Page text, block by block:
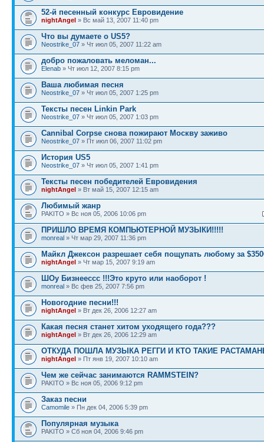
52-й песенный конкурс Евровидение
nightAngel » Вс май 13, 2007 11:40 pm
Что вы думаете о US5?
Neostrike_07 » Чт июл 05, 2007 11:22 am
добро пожаловать меломан...
Elenab » Чт июл 12, 2007 8:15 pm
Ваша любимая песня
Neostrike_07 » Чт июл 05, 2007 1:25 pm
Тексты песен Linkin Park
Neostrike_07 » Чт июл 05, 2007 1:03 pm
Cannibal Corpse снова пожирают Москву заживо
Neostrike_07 » Пт июл 06, 2007 11:02 pm
История US5
Neostrike_07 » Чт июл 05, 2007 1:41 pm
Тексты песен победителей Евровидения
nightAngel » Вт май 15, 2007 12:15 am
Любимый жанр
PAKITO » Вс ноя 05, 2006 10:06 pm
ПРИШЛО ВРЕМЯ КОМПЬЮТЕРНОЙ МУЗЫКИ!!!!!
monreal » Чт мар 29, 2007 11:36 pm
Майкл Джексон разрешает себя пощупать любому за
nightAngel » Чт мар 15, 2007 9:19 am
ШОу Бизнеессс !!!Это круто или наоборот !
monreal » Вс фев 25, 2007 7:56 pm
Новогодние песни!!!
nightAngel » Вт дек 26, 2006 12:27 am
Какая песня станет хитом уходящего года???
nightAngel » Вт дек 26, 2006 12:29 am
ОТКУДА ПОШЛА МУЗЫКА РЕГГИ И КТО ТАКИЕ
nightAngel » Пт янв 19, 2007 10:10 am
Чем же сейчас занимаются RAMMSTEIN?
PAKITO » Вс ноя 05, 2006 9:12 pm
Заказ песни
Camomile » Пн дек 04, 2006 5:39 pm
Популярная музыка
PAKITO » Сб ноя 04, 2006 9:46 pm